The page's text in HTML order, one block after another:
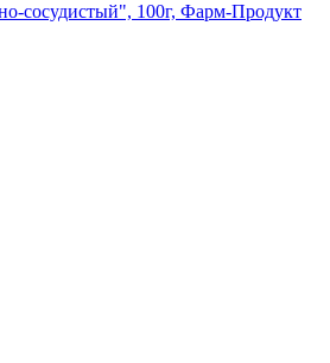
сосудистый", 100г, Фарм-Продукт